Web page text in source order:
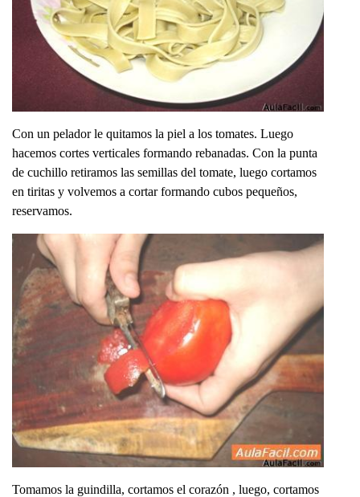
Con un pelador le quitamos la piel a los tomates. Luego
hacemos cortes verticales formando rebanadas. Con la punta
de cuchillo retiramos las semillas del tomate, luego cortamos
en tiritas y volvemos a cortar formando cubos pequeños,
reservamos.
Tomamos la guindilla, cortamos el corazón , luego, cortamos